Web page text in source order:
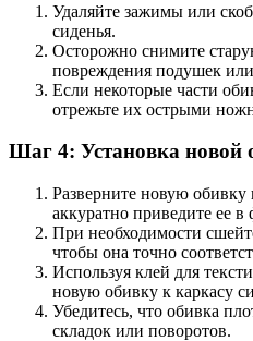
Удаляйте зажимы или
сиденья.
Осторожно снимите
повреждения подушек или
Если некоторые части
отрежьте их острыми
Шаг 4: Установка новой
Разверните новую обивку
аккуратно приведите ее в
При необходимости
чтобы она точно
Используя клей для
новую обивку к каркасу
Убедитесь, что обивка
складок или поворотов.